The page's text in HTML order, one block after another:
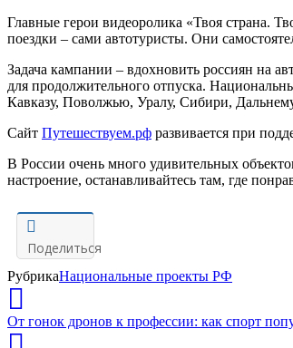
Главные герои видеоролика «Твоя страна.
поездки – сами автотуристы. Они само
Задача кампании – вдохновить россиян на
для продолжительного отпуска.
Кавказу, Поволжью, Уралу, Сибири,
Сайт Путешествуем.рф развивается при
В России очень много удивительных
настроение, останавливайтесь там, где
Поделиться
РубрикаНациональные проекты РФ
От гонок дронов к профессии: как спорт